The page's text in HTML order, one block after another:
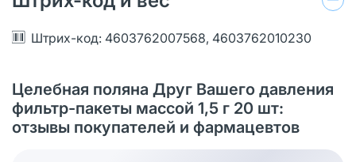
Штрих-код: 4603762007568, 4603762010230
Целебная поляна Друг Вашего давления
фильтр-пакеты массой 1,5 г 20 шт:
отзывы покупателей и фармацевтов